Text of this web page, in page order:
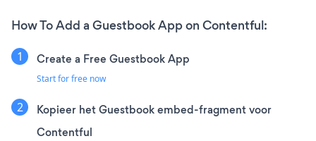
How To Add a Guestbook App on Contentful:
Create a Free Guestbook App
Start for free now
Kopieer het Guestbook embed-fragment voor
Contentful